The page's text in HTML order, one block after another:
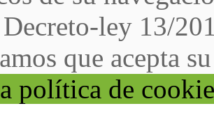
ley 13/
que acepta
política de